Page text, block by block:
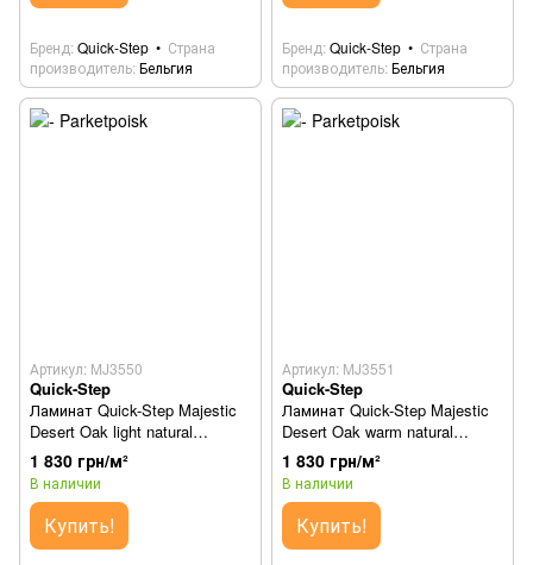
Бренд Quick-Step
Страна
производитель Бельгия
Бренд Quick-Step
Страна
производитель Бельгия
Артикул: MJ3550
Quick-Step
Ламинат Quick-Step Majestic
Desert Oak light natural
MJ3550
1 830 грн/м²
В наличии
Купить!
Артикул: MJ3551
Quick-Step
Ламинат Quick-Step Majestic
Desert Oak warm natural
MJ3551
1 830 грн/м²
В наличии
Купить!